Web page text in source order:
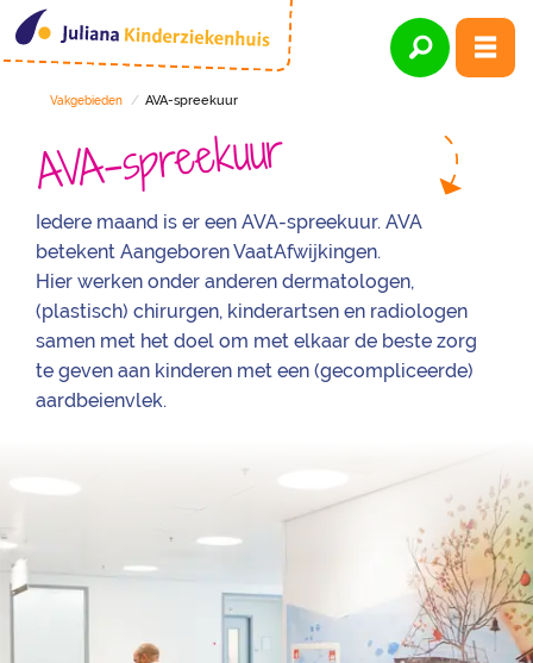
Vakgebieden AVA-spreekuur
AVA-spreekuur
Iedere maand is er een AVA-spreekuur. AVA
betekent Aangeboren VaatAfwijkingen.
Hier werken onder anderen dermatologen,
(plastisch) chirurgen, kinderartsen en radiologen
samen met het doel om met elkaar de beste zorg
te geven aan kinderen met een (gecompliceerde)
aardbeienvlek.